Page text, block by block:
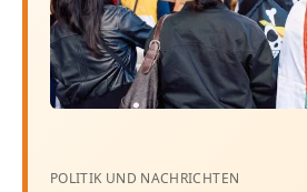
POLITIK UND NACHRICHTEN